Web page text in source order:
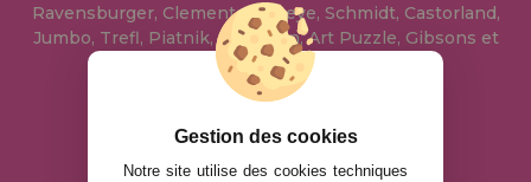
Ravensburger, Clementoni, Heye, Schmidt, Castorland,
Jumbo, Trefl, Piatnik, Anatolian, Art Puzzle, Gibsons et
bien d'autres.
info@maisondespuzzles.fr
Gestion des cookies
Notre site utilise des cookies techniques